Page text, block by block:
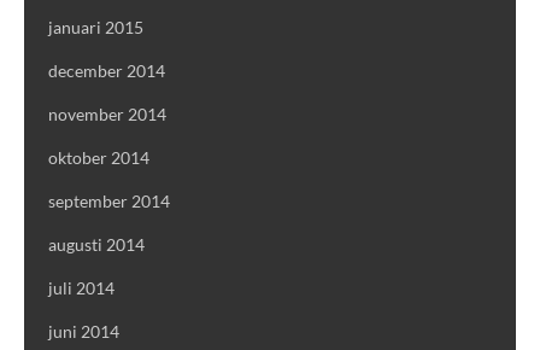
januari 2015
december 2014
november 2014
oktober 2014
september 2014
augusti 2014
juli 2014
juni 2014